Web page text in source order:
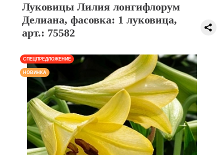
Луковицы Лилия лонгифлорум
Делиана, фасовка: 1 луковица,
арт.: 75582
СПЕЦПРЕДЛОЖЕНИЕ
НОВИНКА